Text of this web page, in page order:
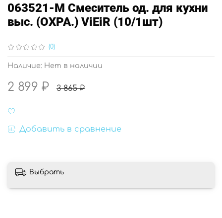
(0)
Наличие: Нет в наличии
063521-M Смеситель од. для кухни
выс. (ОХРА.) ViEiR (10/1шт)
2 899 ₽ 3 865 ₽
Добавить в сравнение
Выбрать